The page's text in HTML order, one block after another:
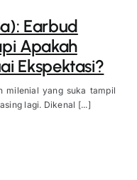
Earbud
Apakah
Ekspektasi?
milenial yang suka tampil
lagi. Dikenal [...]